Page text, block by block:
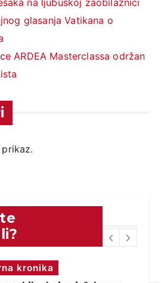
glasanja Vatikana o
ARDEA Masterclassa održan
kronika